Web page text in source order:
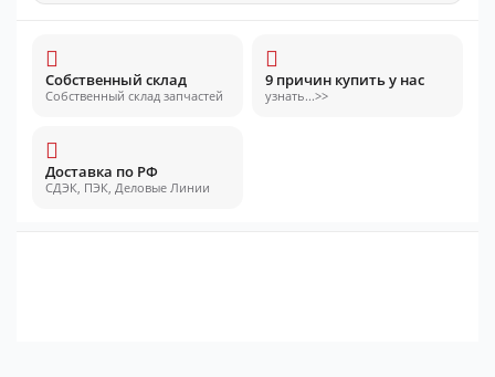
Собственный склад
Собственный склад запчастей
9 причин купить у нас
узнать...>>
Доставка по РФ
СДЭК, ПЭК, Деловые Линии